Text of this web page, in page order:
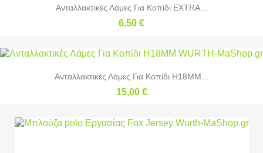
Ανταλλακτικές Λάμες Για Κοπίδι EXTRA...
6,50 €
Ανταλλακτικές Λάμες Για Κοπίδι H18MM...
15,00 €